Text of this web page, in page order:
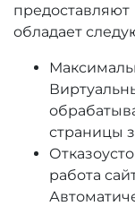
обладает
страницы
работа